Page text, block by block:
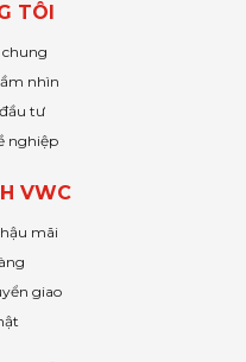
TÔI
nhìn
tư
nghiệp
VWC
mãi
giao